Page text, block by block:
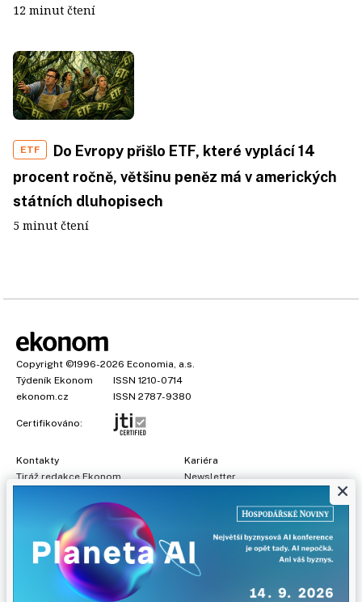
12 minut čtení
ETF
Do Evropy přišlo ETF, které vyplácí 14
procent ročně, většinu peněz má v amerických
státních dluhopisech
5 minut čtení
Copyright ©1996-2026 Economia, a.s.
Týdeník Ekonom
ISSN 1210-0714
ekonom.cz
ISSN 2787-9380
Certifikováno:
Kontakty
Tiráž redakce Ekonom
Kariéra
Newsletter
Prohlášení o cookies
Nastavení soukromí
Ochrana osobních údajů
, obchodní garant:Adéla Formáčková
×